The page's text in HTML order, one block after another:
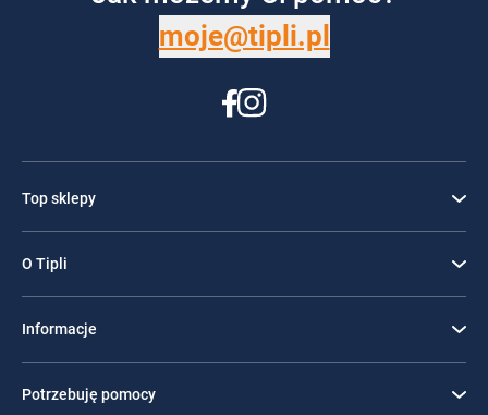
moje@tipli.pl
Top sklepy
O Tipli
Informacje
Potrzebuję pomocy